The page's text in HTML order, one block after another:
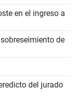
en el ingreso a
de
del jurado